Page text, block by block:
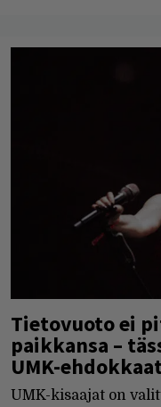
Tietovuoto ei
paikkansa –
UMK-ehdokkaat
UMK-kisaajat on